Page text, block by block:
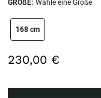
GRÖßE: Wähle eine Größe
size swatch
168 cm
230,00 €